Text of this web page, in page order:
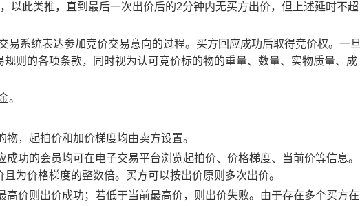
以此类推，直到最后一次出价后的2分钟内无买方出价，但上述延时不超
易系统表达参加竞价交易意向的过程。买方回应成功后取得竞价权。一旦
则的各项条款，同时视为认可竞价标的物的重量、数量、实物质量、成
。
，起拍价和加价梯度均由卖方设置。
功的会员均可在电子交易平台浏览起拍价、价格梯度、当前价等信息。
为价格梯度的整数倍。买方可以按出价原则多次出价。
价则出价成功；若低于当前最高价，则出价失败。由于存在多个买方在